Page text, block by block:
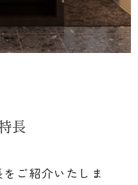
長
ご紹介いたしま